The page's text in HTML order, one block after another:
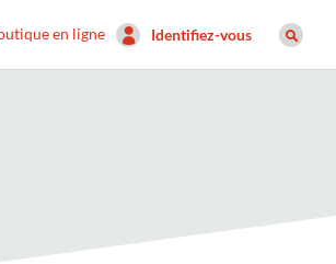
en ligne Identifiez-vous